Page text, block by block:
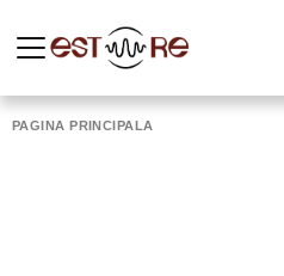
PAGINA PRINCIPALĂ